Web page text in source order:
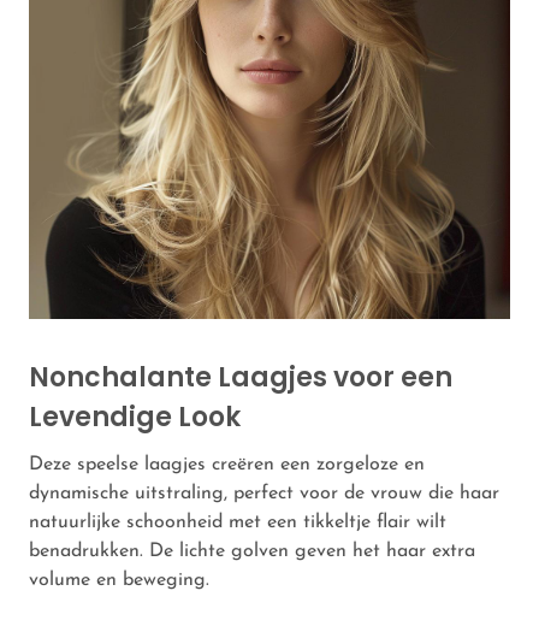
Nonchalante Laagjes voor een
Levendige Look
Deze speelse laagjes creëren een zorgeloze en
dynamische uitstraling, perfect voor de vrouw die haar
natuurlijke schoonheid met een tikkeltje flair wilt
benadrukken. De lichte golven geven het haar extra
volume en beweging.